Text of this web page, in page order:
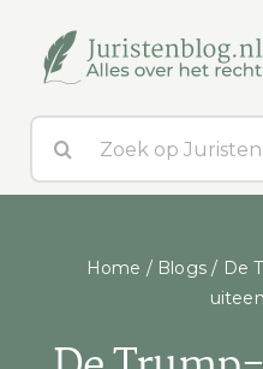
inhoud
Blogs
naar:
Home / Blogs / De